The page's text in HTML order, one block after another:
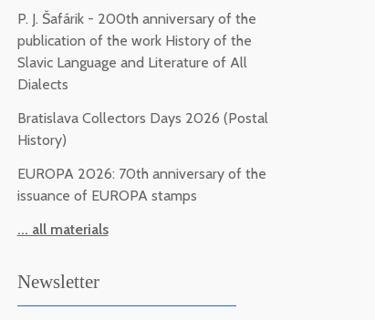
P. J. Šafárik - 200th anniversary of the
publication of the work History of the
Slavic Language and Literature of All
Dialects
Bratislava Collectors Days 2026 (Postal
History)
EUROPA 2026: 70th anniversary of the
issuance of EUROPA stamps
... all materials
Newsletter